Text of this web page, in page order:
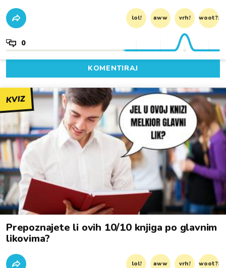
lol! aww vrh! woot?!
0
KOMENTIRAJ
KVIZ
Prepoznajete li ovih 10/10 knjiga po glavnim
likovima?
lol! aww vrh! woot?!